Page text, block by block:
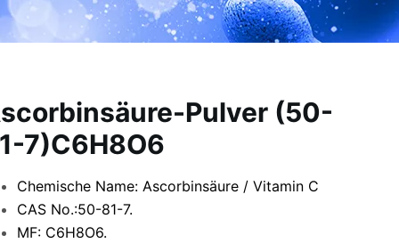
Pulver (50-
7)C6H8O6
Chemische Name: Ascorbinsäure / Vitamin C
CAS No.:50-81-7.
MF: C6H8O6.